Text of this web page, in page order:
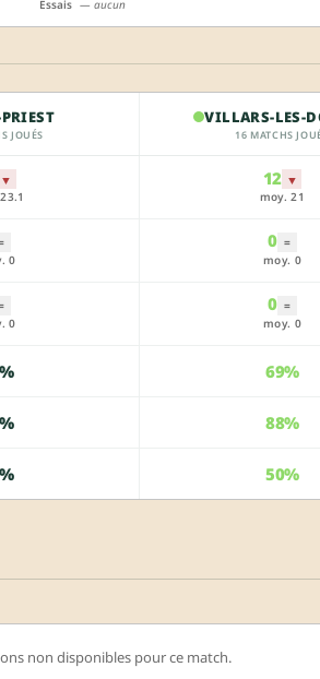
Essais — aucun
JOUÉS
VILLARS-LES-
16 MATCHS
▼ 12 ▼
moy. 21
0
0 =
moy. 0
0
0 =
moy. 0
69%
88%
50%
non disponibles pour ce match.